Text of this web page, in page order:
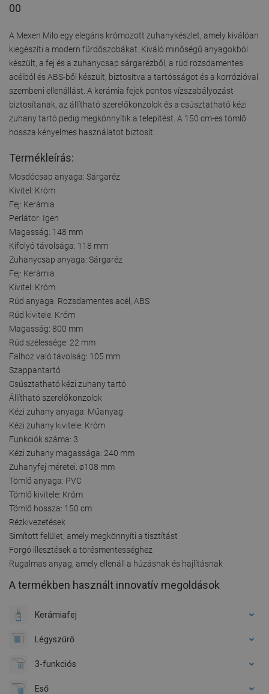
00
A Mexen Milo egy elegáns krómozott zuhanykészlet, amely kiválóan
kiegészíti a modern fürdőszobákat. Kiváló minőségű anyagokból
készült, a fej és a zuhanycsap sárgarézből, a rúd rozsdamentes
acélból és ABS-ből készült, biztosítva a tartósságot és a korrózióval
szembeni ellenállást. A kerámia fejek pontos vízszabályozást
biztosítanak, az állítható szerelőkonzolok és a csúsztatható kézi
zuhany tartó pedig megkönnyítik a telepítést. A 150 cm-es tömlő
hossza kényelmes használatot biztosít.
Termékleírás:
Mosdócsap anyaga: Sárgaréz
Kivitel: Króm
Fej: Kerámia
Perlátor: Igen
Magasság: 148 mm
Kifolyó távolsága: 118 mm
Zuhanycsap anyaga: Sárgaréz
Fej: Kerámia
Kivitel: Króm
Rúd anyaga: Rozsdamentes acél, ABS
Rúd kivitele: Króm
Magasság: 800 mm
Rúd szélessége: 22 mm
Falhoz való távolság: 105 mm
Szappantartó
Csúsztatható kézi zuhany tartó
Állítható szerelőkonzolok
Kézi zuhany anyaga: Műanyag
Kézi zuhany kivitele: Króm
Funkciók száma: 3
Kézi zuhany magassága: 240 mm
Zuhanyfej méretei: ø108 mm
Tömlő anyaga: PVC
Tömlő kivitele: Króm
Tömlő hossza: 150 cm
Rézkivezetések
Simított felület, amely megkönnyíti a tisztítást
Forgó illesztések a törésmentességhez
Rugalmas anyag, amely ellenáll a húzásnak és hajlításnak
A termékben használt innovatív megoldások
Kerámiafej
Légyszűrő
3-funkciós
Eső